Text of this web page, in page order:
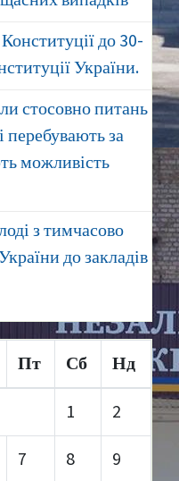
до 30-
України.
стосовно питань
перебувають за
можливість
з тимчасово
до закладів
Пт Сб Нд
1 2
7 8 9